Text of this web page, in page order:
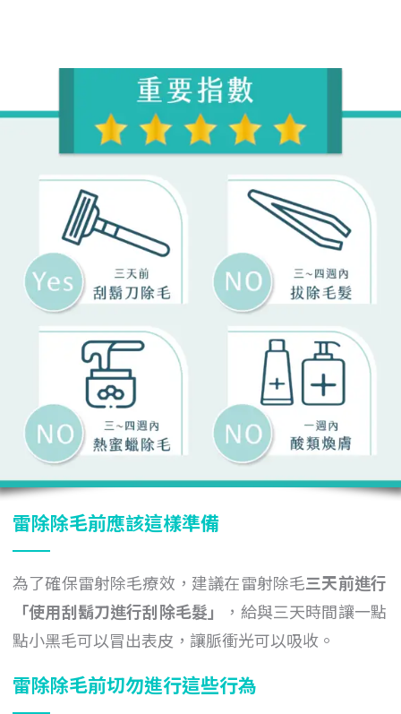
雷除除毛前應該這樣準備
為了確保雷射除毛療效，建議在雷射除毛三天前進行
「使用刮鬍刀進行刮除毛髮」
，給與三天時間讓一點
點小黑毛可以冒出表皮，讓脈衝光可以吸收。
雷除除毛前切勿進行這些行為